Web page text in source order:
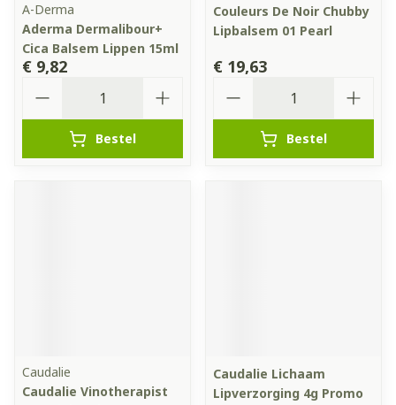
A-Derma
Aderma Dermalibour+
Cica Balsem Lippen 15ml
€ 9,82
Bestel
Couleurs De Noir Chubby
Lipbalsem 01 Pearl
€ 19,63
Bestel
Caudalie
Caudalie Vinotherapist
Caudalie Lichaam
Lipverzorging 4g Promo